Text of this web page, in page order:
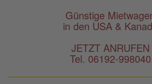
Günstige
in den USA &
JETZT ANRUFEN
Tel. 06192-998040